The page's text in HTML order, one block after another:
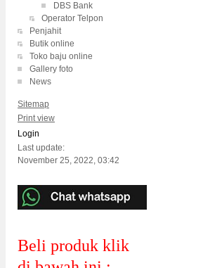
DBS Bank
Operator Telpon
Penjahit
Butik online
Toko baju online
Gallery foto
News
Sitemap
Print view
Login
Last update:
November 25, 2022, 03:42
Beli produk klik